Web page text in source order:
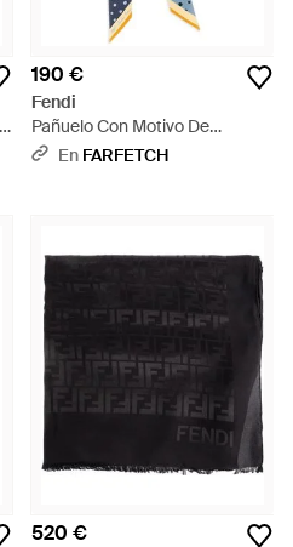
190 €
Fendi
Pañuelo Con Motivo De
Lunares - Azul
En FARFETCH
520 €